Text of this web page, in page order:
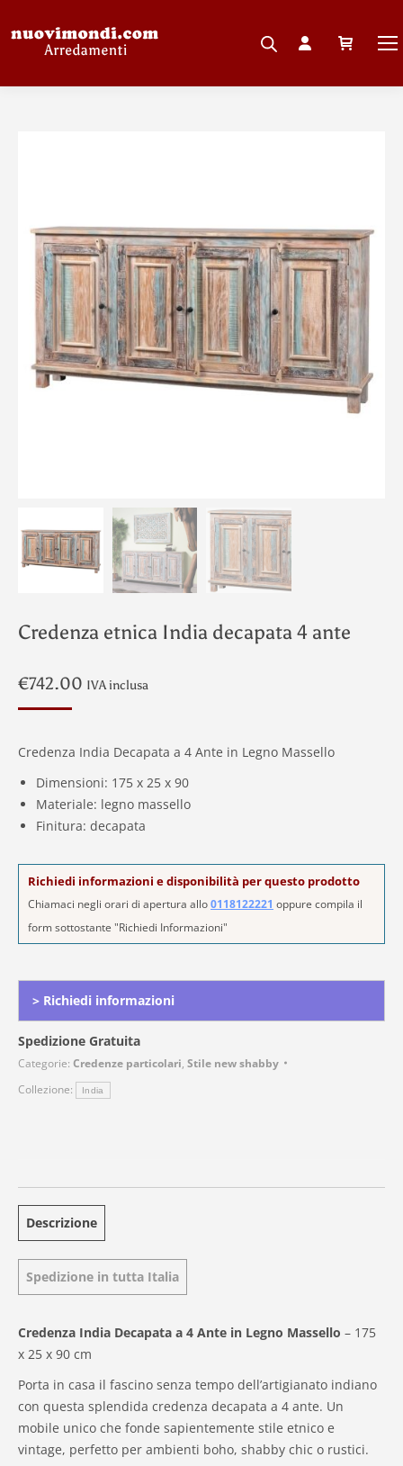
Credenza etnica India decapata 4 ante
€742.00 IVA inclusa
Credenza India Decapata a 4 Ante in Legno Massello
Dimensioni: 175 x 25 x 90
Materiale: legno massello
Finitura: decapata
Richiedi informazioni e disponibilità per questo prodotto
Chiamaci negli orari di apertura allo0118122221 oppure compila il
form sottostante "Richiedi Informazioni"
> Richiedi informazioni
Spedizione Gratuita
Categorie: Credenze particolari, Stile new shabby
Collezione:
India
Descrizione
Spedizione in tutta Italia
Credenza India Decapata a 4 Ante in Legno Massello – 175
x 25 x 90 cm
Porta in casa il fascino senza tempo dell’artigianato indiano
con questa splendida credenza decapata a 4 ante. Un
mobile unico che fonde sapientemente stile etnico e
vintage, perfetto per ambienti boho, shabby chic o rustici.